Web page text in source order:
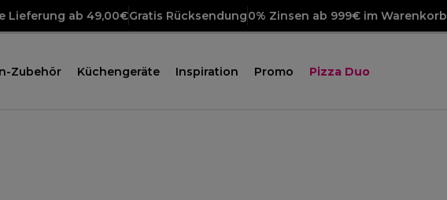
Lieferung ab 49,00€Gratis Rücksendung0% Zinsen ab 999€ im Warenkorb
Zubehör Küchengeräte Inspiration Promo Pizza Duo